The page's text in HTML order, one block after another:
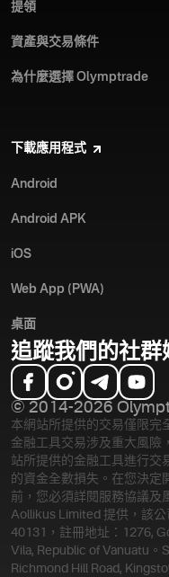
遠超越金融市場。透過
亞於財務上的收益，甚
閱讀更多
提領
資產與交易條件
為什麼選擇 Olymptrade
下載應用程式
Android
Android APK
iOS
Web App (PWA)
桌面
追蹤我們的社群
© 2014-2026
本網站所提供的交易僅限完
金融工具交易涉及重大風險
站所提供的金融工具進行交
的資金全數損失。在您決定
前，您必須詳閱服務協議及
Aollikus Limited 提供，該公
40131，註冊地址：1276,
Vila, Republic of Vanuatu。
Richmond Hill Road,